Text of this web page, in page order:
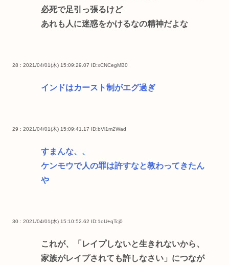
必死で足引っ張るけど
あれも人に迷惑をかけるなの精神だよな
28 : 2021/04/01(木) 15:09:29.07 ID:xCNCegMB0
インドはカースト制がエグ過ぎ
29 : 2021/04/01(木) 15:09:41.17 ID:bVl1m2Wad
すまんな、、
ケンモウで人の罪は許すなと教わってきたん
や
30 : 2021/04/01(木) 15:10:52.62 ID:1oU+qTcj0
これが、「レイプしないと生きれないから、
家族がレイプされても許しなさい」につなが